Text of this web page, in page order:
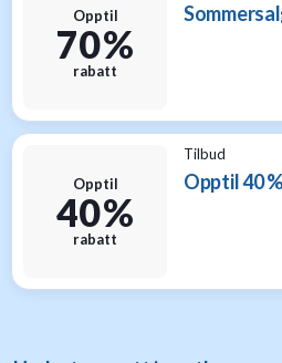
Opptil
70 %
rabatt
Opptil
40 %
rabatt
Tilbud
Opptil 40